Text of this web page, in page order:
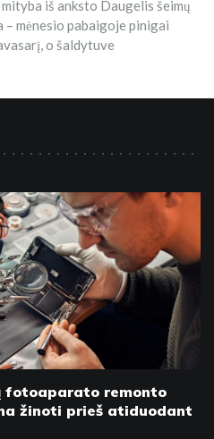
iš anksto Daugelis šeimų
– mėnesio pabaigoje pinigai
o šaldytuve
fotoaparato remonto
žinoti prieš atiduodant